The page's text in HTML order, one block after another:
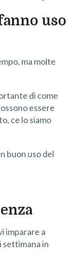
uso
ma molte
di come
essere
ce lo siamo
buon uso del
imparare a
settimana in